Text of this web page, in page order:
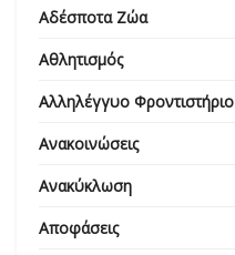
Αδέσποτα Ζώα
Αθλητισμός
Αλληλέγγυο Φροντιστήριο
Ανακοινώσεις
Ανακύκλωση
Αποφάσεις